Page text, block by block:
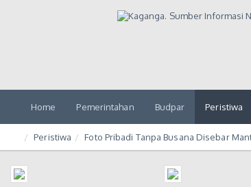
Home Pemerintahan Budpar Peristiwa
Peristiwa Foto Pribadi Tanpa Busana Disebar